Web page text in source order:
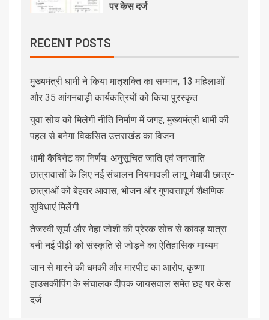
पर केस दर्ज
RECENT POSTS
मुख्यमंत्री धामी ने किया मातृशक्ति का सम्मान, 13 महिलाओं
और 35 आंगनबाड़ी कार्यकत्रियों को किया पुरस्कृत
युवा सोच को मिलेगी नीति निर्माण में जगह, मुख्यमंत्री धामी की
पहल से बनेगा विकसित उत्तराखंड का विजन
धामी कैबिनेट का निर्णय: अनुसूचित जाति एवं जनजाति
छात्रावासों के लिए नई संचालन नियमावली लागू, मेधावी छात्र-
छात्राओं को बेहतर आवास, भोजन और गुणवत्तापूर्ण शैक्षणिक
सुविधाएं मिलेंगी
तेजस्वी सूर्या और नेहा जोशी की प्रेरक सोच से कांवड़ यात्रा
बनी नई पीढ़ी को संस्कृति से जोड़ने का ऐतिहासिक माध्यम
जान से मारने की धमकी और मारपीट का आरोप, कृष्णा
हाउसकीपिंग के संचालक दीपक जायसवाल समेत छह पर केस
दर्ज